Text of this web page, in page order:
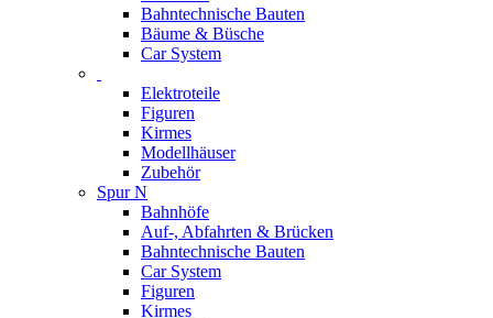
Bahntechnische Bauten
Bäume & Büsche
Car System
Elektroteile
Figuren
Kirmes
Modellhäuser
Zubehör
Spur N
Bahnhöfe
Auf-, Abfahrten & Brücken
Bahntechnische Bauten
Car System
Figuren
Kirmes